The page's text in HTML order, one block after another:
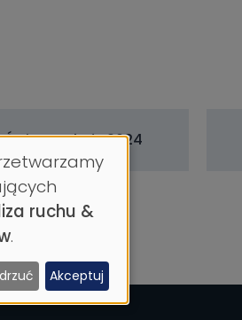
Święto Szkoły 2024
ruchu &
.
Akceptuj